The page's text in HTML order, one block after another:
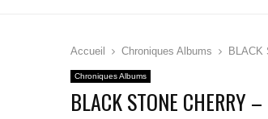
Accueil Chroniques Albums BLACK
Chroniques Albums
BLACK STONE CHERRY